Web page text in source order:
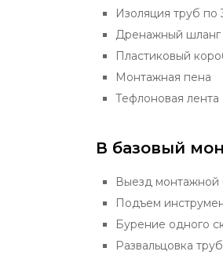
Изоляция труб по
Дренажный шланг
Пластиковый
Монтажная пена
Тефлоновая лента
В базовый
Выезд монтажной
Подъем
Бурение одного
Развальцовка